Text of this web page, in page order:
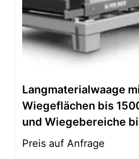
Langmaterialwaage
Wiegeflächen bis
und Wiegebereiche
Preis auf Anfrage